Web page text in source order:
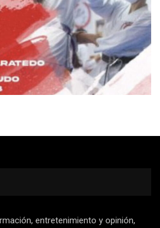
entretenimiento y opinión,